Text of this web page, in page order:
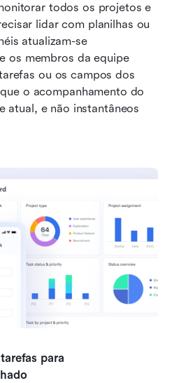
todos os projetos e
lidar com planilhas ou
atualizam-se
os membros da equipe
ou os campos dos
o acompanhamento do
atual, e não instantâneos
para